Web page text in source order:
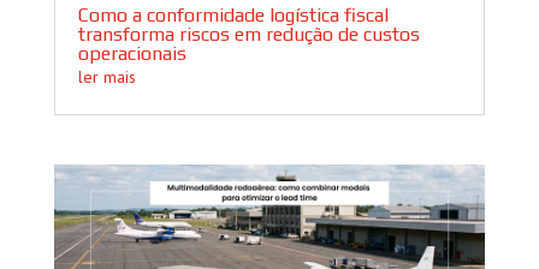
Como a conformidade logística fiscal
transforma riscos em redução de custos
operacionais
ler mais